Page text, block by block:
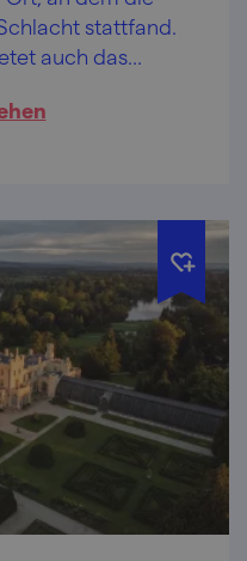
stattfand.
auch das
Sie können hier